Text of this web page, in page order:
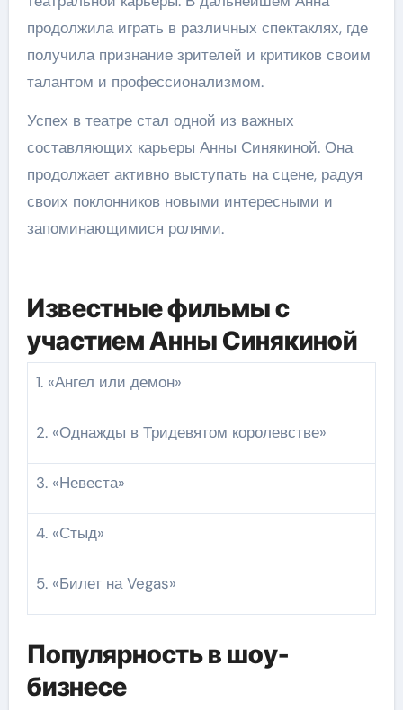
продолжила играть в различных спектаклях, где
получила признание зрителей и критиков своим
талантом и профессионализмом.
Успех в театре стал одной из важных
составляющих карьеры Анны Синякиной. Она
продолжает активно выступать на сцене, радуя
своих поклонников новыми интересными и
запоминающимися ролями.
Известные фильмы с
участием Анны Синякиной
1. «Ангел или демон»
2. «Однажды в Тридевятом королевстве»
3. «Невеста»
4. «Стыд»
5. «Билет на Vegas»
Популярность в шоу-
бизнесе